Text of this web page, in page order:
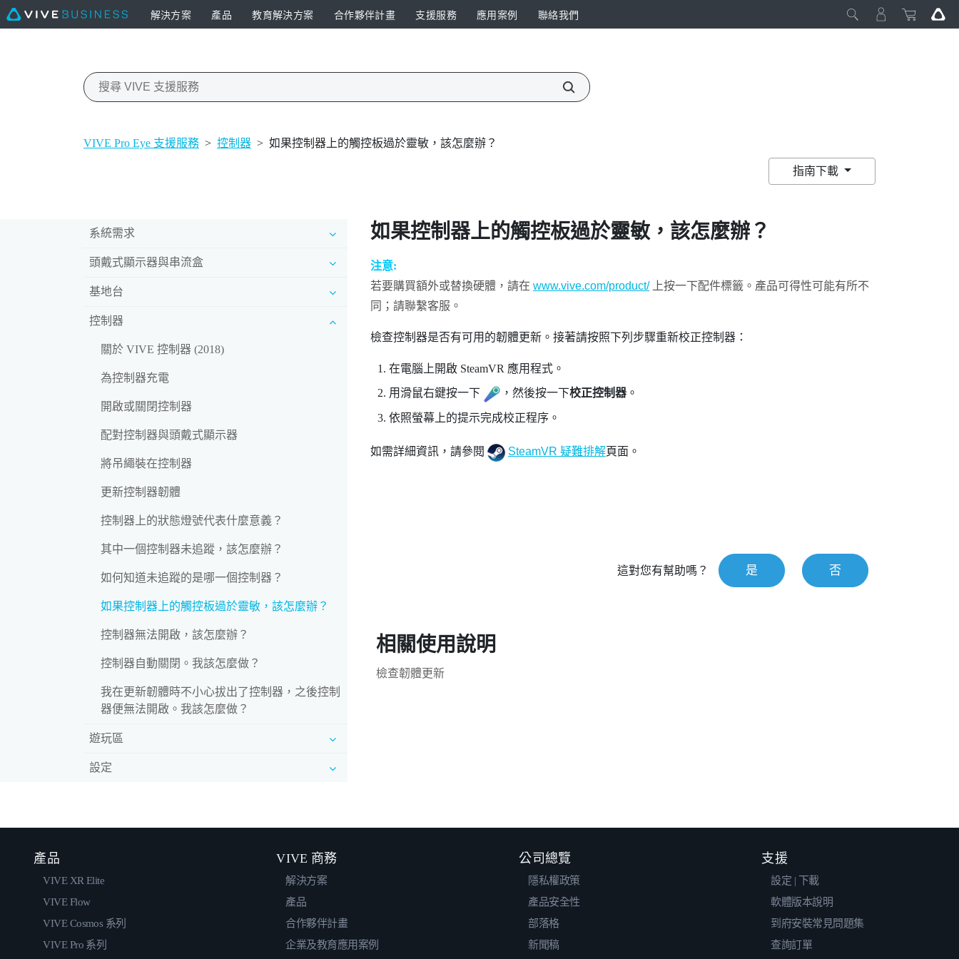
解決方案 產品 教育解決方案 合作夥伴計畫 支援服務 應用案例 聯絡我們
VIVE Pro Eye 支援服務 > 控制器 > 如果控制器上的觸控板過於靈敏，該怎麼辦？
指南下載
系統需求
頭戴式顯示器與串流盒
基地台
控制器
關於 VIVE 控制器 (2018)
為控制器充電
開啟或關閉控制器
配對控制器與頭戴式顯示器
將吊繩裝在控制器
更新控制器韌體
控制器上的狀態燈號代表什麼意義？
其中一個控制器未追蹤，該怎麼辦？
如何知道未追蹤的是哪一個控制器？
如果控制器上的觸控板過於靈敏，該怎麼辦？
控制器無法開啟，該怎麼辦？
控制器自動關閉。我該怎麼做？
我在更新韌體時不小心拔出了控制器，之後控制
器便無法開啟。我該怎麼做？
遊玩區
設定
如果控制器上的觸控板過於靈敏，該怎麼辦？
注意:
若要購買額外或替換硬體，請在 www.vive.com/product/上按一下配件標籤。產品可得性可能有所不
同；請聯繫客服。
檢查控制器是否有可用的韌體更新。接著請按照下列步驟重新校正控制器：
在電腦上開啟 SteamVR 應用程式。
用滑鼠右鍵按一下 ，然後按一下校正控制器。
依照螢幕上的提示完成校正程序。
如需詳細資訊，請參閱 SteamVR 疑難排解頁面。
這對您有幫助嗎？ 是 否
相關使用說明
檢查韌體更新
產品
VIVE XR Elite
VIVE Flow
VIVE Cosmos 系列
VIVE Pro 系列
VIVE 商務
解決方案
產品
合作夥伴計畫
企業及教育應用案例
公司總覽
隱私權政策
產品安全性
部落格
新聞稿
支援
設定 | 下載
軟體版本說明
到府安裝常見問題集
查詢訂單